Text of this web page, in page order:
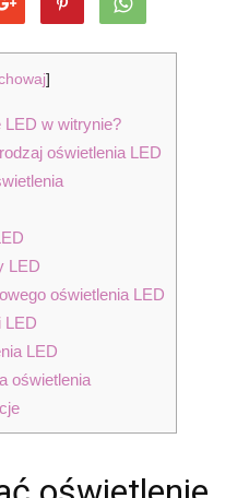
]
w witrynie?
oświetlenia LED
LED
oświetlenia LED
LED
LED
oświetlenia